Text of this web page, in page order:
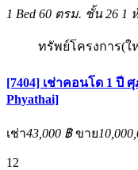
1 Bed 60 ตรม. ชั้น 26 1
ทรัพย์โครงการ(ใ
[7404] เช่าคอนโด 1 ปี
Phyathai]
เช่า43,000 ฿ ขาย
12